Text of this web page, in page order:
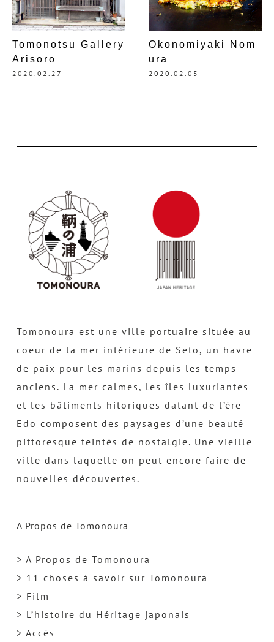
Tomonotsu Gallery
Arisoro
2020.02.27
Okonomiyaki Nom
ura
2020.02.05
Tomonoura est une ville portuaire située au
coeur de la mer intérieure de Seto, un havre
de paix pour les marins depuis les temps
anciens. La mer calmes, les îles luxuriantes
et les bâtiments hitoriques datant de l’ère
Edo composent des paysages d’une beauté
pittoresque teintés de nostalgie. Une vieille
ville dans laquelle on peut encore faire de
nouvelles découvertes.
A Propos de Tomonoura
> A Propos de Tomonoura
> 11 choses à savoir sur Tomonoura
> Film
> L’histoire du Héritage japonais
> Accès